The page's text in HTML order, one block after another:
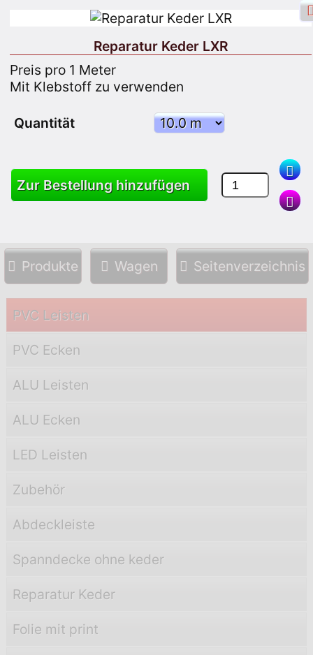
Suche
Produkte Wagen Seitenverzeichnis
PVC Leisten
PVC Ecken
ALU Leisten
ALU Ecken
LED Leisten
Zubehör
Abdeckleiste
Spanndecke ohne keder
Reparatur Keder
Folie mit print
Reparatur Keder LXR
Preis pro 1 Meter
Mit Klebstoff zu verwenden
Quantität
Zur Bestellung hinzufügen